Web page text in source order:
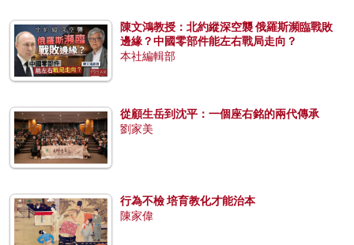
陳文鴻教授：北約縱深空襲 俄羅斯瀕臨戰敗
邊緣？中國零部件能左右戰局走向？
本社編輯部
從顧生岳到沈平：一個座右銘的兩代傳承
劉家美
行為不檢 培育教化才能治本
陳家偉